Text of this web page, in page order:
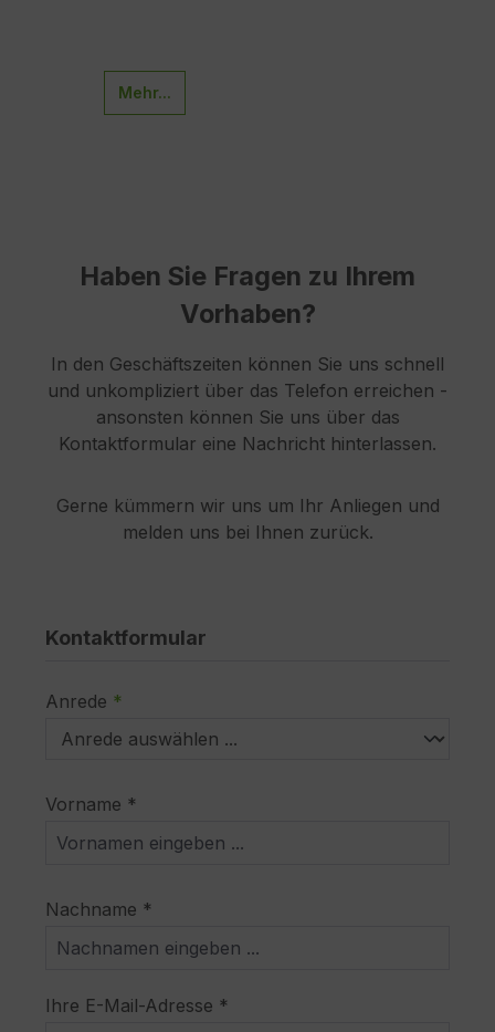
Mehr...
Haben Sie Fragen zu Ihrem
Vorhaben?
In den Geschäftszeiten können Sie uns schnell
und unkompliziert über das Telefon erreichen -
ansonsten können Sie uns über das
Kontaktformular eine Nachricht hinterlassen.
Gerne kümmern wir uns um Ihr Anliegen und
melden uns bei Ihnen zurück.
Kontaktformular
Anrede *
Vorname *
Nachname *
Ihre E-Mail-Adresse *